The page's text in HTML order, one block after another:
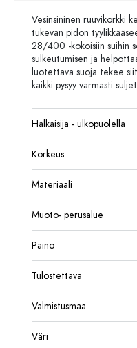
Vesinsininen ruuvikorkki
tukevan pidon
28/400 -kokoisiin suihin
sulkeutumisen ja
luotettava suoja tekee
kaikki pysyy varmasti
Halkaisija - ulkopuolella
Korkeus
Materiaali
Muoto- perusalue
Paino
Tulostettava
Valmistusmaa
Väri